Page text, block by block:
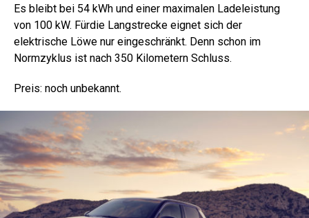
Es bleibt bei 54 kWh und einer maximalen Ladeleistung
von 100 kW. Fürdie Langstrecke eignet sich der
elektrische Löwe nur eingeschränkt. Denn schon im
Normzyklus ist nach 350 Kilometern Schluss.
Preis: noch unbekannt.